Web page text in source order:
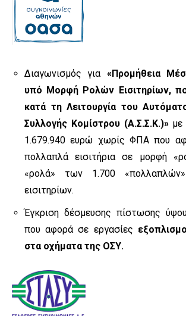
Διαγωνισμός για «Προμήθεια
υπό Μορφή Ρολών Εισιτηρίων,
κατά τη Λειτουργία του
Συλλογής Κομίστρου (Α.Σ.Σ.Κ.)»με
1.679.940 ευρώ χωρίς ΦΠΑ που
πολλαπλά εισιτήρια σε μορφή
«ρολά» των 1.700 «πολλαπλών»
εισιτηρίων.
Έγκριση δέσμευσης πίστωσης
που αφορά σε εργασίες
στα οχήματα της ΟΣΥ.